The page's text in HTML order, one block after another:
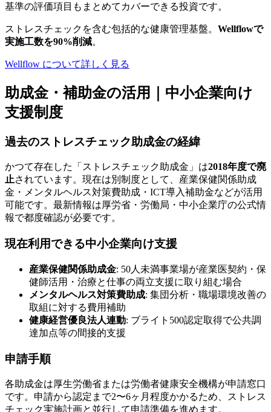
基準の評価項目もまとめてカバーできる投資です。
ストレスチェックを含む包括的な健康管理基盤。 Wellflowで
実施工数を90%削減。
Wellflow について詳しく見る
助成金・補助金の活用｜中小企業向け
支援制度
過去のストレスチェック助成金の経緯
かつて存在した「ストレスチェック助成金」は2018年度で廃
止されています。現在は別制度として、産業保健関係助成
金・メンタルヘルス対策費助成・ICT導入補助金などが活用
可能です。最新情報は厚労省・労働局・中小企業庁の公式情
報で都度確認が必要です。
現在利用できる中小企業向け支援
産業保健関係助成金: 50人未満事業場が産業医契約・保
健師活用・治療と仕事の両立支援に取り組む場合
メンタルヘルス対策費助成: 集団分析・職場環境改善の
取組に対する費用補助
健康経営優良法人連動: ブライト500認定取得で公共調
達加点等の間接的支援
申請手順
各助成金は厚生労働省または労働者健康安全機構が申請窓口
です。申請から認定まで2〜6ヶ月程度かかるため、ストレス
チェック実施計画と並行して申請準備を進めます。